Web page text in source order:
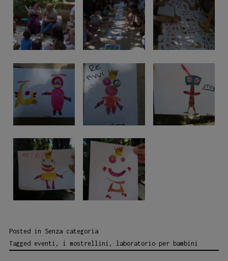
Posted in Senza categoria
Tagged eventi , i mostrellini , laboratorio per bambini